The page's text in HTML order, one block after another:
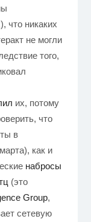
что никаких
не могли
того,
их, потому
что
в
как и
набросы
(это
Group,
сетевую